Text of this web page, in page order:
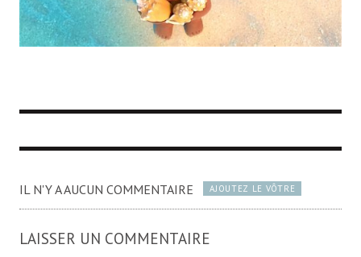
IL N'Y A AUCUN COMMENTAIRE AJOUTEZ LE VÔTRE
LAISSER UN COMMENTAIRE